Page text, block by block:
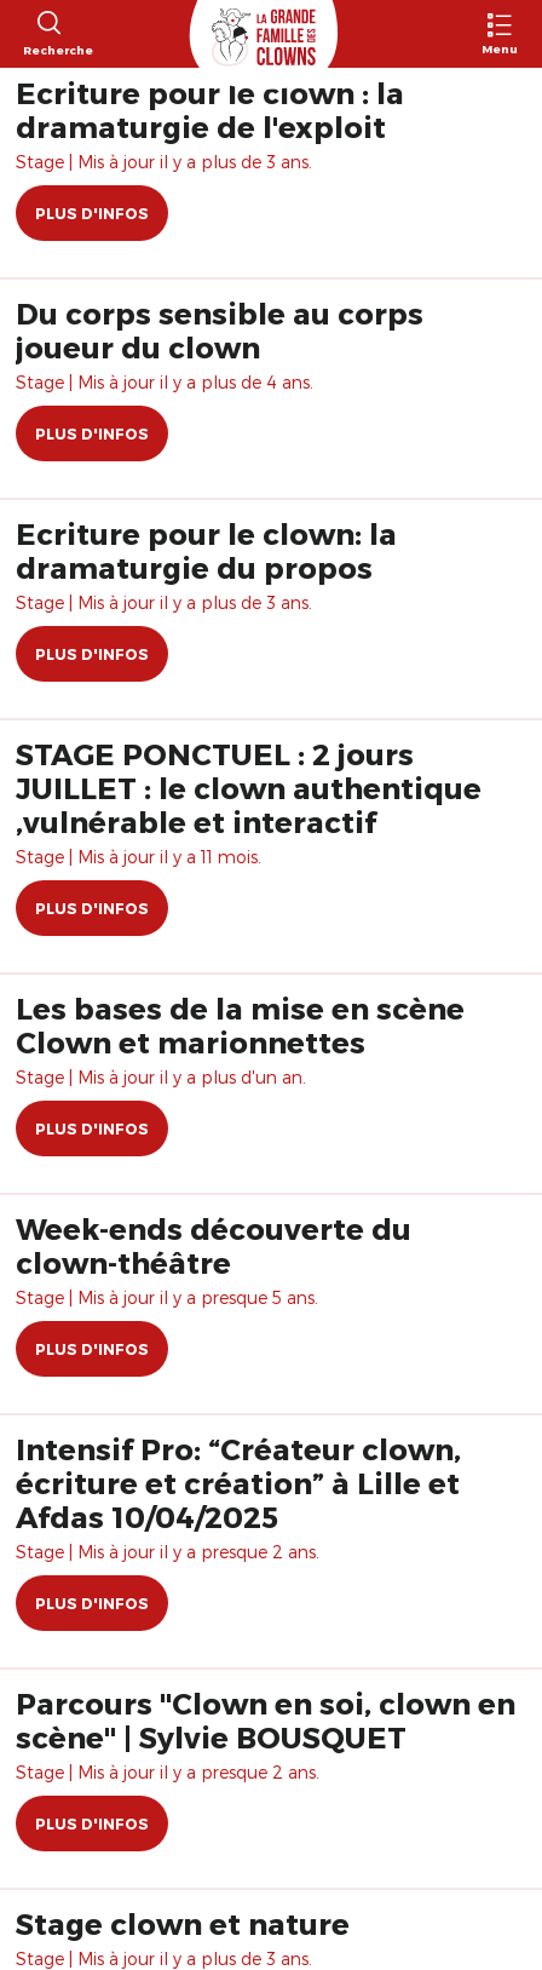
Recherche Menu
Ecriture pour le clown : la
dramaturgie de l'exploit
Stage | Mis à jour il y a plus de 3 ans.
PLUS D'INFOS
Du corps sensible au corps
joueur du clown
Stage | Mis à jour il y a plus de 4 ans.
PLUS D'INFOS
Ecriture pour le clown: la
dramaturgie du propos
Stage | Mis à jour il y a plus de 3 ans.
PLUS D'INFOS
STAGE PONCTUEL : 2 jours
JUILLET : le clown authentique
,vulnérable et interactif
Stage | Mis à jour il y a 11 mois.
PLUS D'INFOS
Les bases de la mise en scène
Clown et marionnettes
Stage | Mis à jour il y a plus d'un an.
PLUS D'INFOS
Week-ends découverte du
clown-théâtre
Stage | Mis à jour il y a presque 5 ans.
PLUS D'INFOS
Intensif Pro: “Créateur clown,
écriture et création” à Lille et
Afdas 10/04/2025
Stage | Mis à jour il y a presque 2 ans.
PLUS D'INFOS
Parcours "Clown en soi, clown en
scène" | Sylvie BOUSQUET
Stage | Mis à jour il y a presque 2 ans.
PLUS D'INFOS
Stage clown et nature
Stage | Mis à jour il y a plus de 3 ans.